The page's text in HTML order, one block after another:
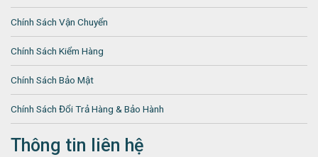
Chính Sách Vận Chuyển
Chính Sách Kiểm Hàng
Chính Sách Bảo Mật
Chính Sách Đổi Trả Hàng & Bảo Hành
Thông tin liên hệ